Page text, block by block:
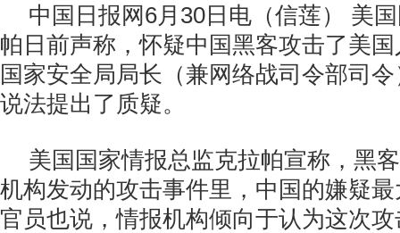
中国日报网6月30日电（信莲） 美
帕日前声称，怀疑中国黑客攻击了美
国家安全局局长（兼网络战司令部司
说法提出了质疑。
美国国家情报总监克拉帕宣称，黑
机构发动的攻击事件里，中国的嫌疑
官员也说，情报机构倾向于认为这次